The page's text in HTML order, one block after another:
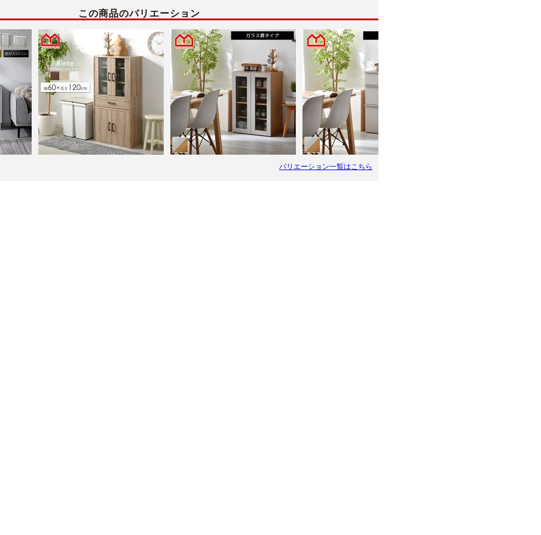
この商品のバリエーション
バリエーション一覧はこちら